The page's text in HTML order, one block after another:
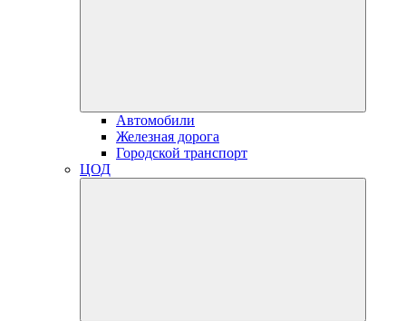
Автомобили
Железная дорога
Городской транспорт
ЦОД